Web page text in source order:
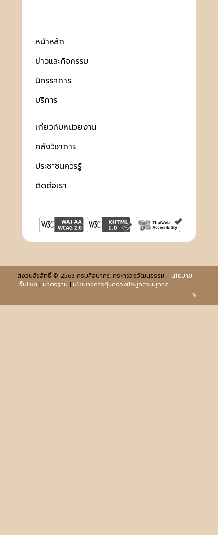
หน้าหลัก
ข่าวและกิจกรรม
นิทรรศการ
บริการ
เกี่ยวกับหน่วยงาน
คลังวิชาการ
ประชาชนควรรู้
ติดต่อเรา
สงวนลิขสิทธิ์ © 2563 กรมศิลปากร. กระทรวงวัฒนธรรม - นโยบาย
เว็บไซต์| มาตรฐาน | นโยบายการคุ้มครองข้อมูลส่วนบุคคล